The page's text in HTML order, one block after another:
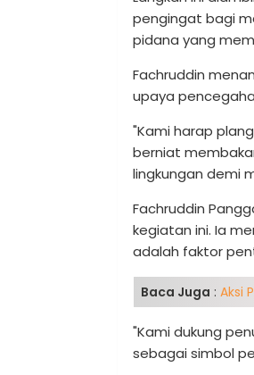
pengingat bagi
pidana yang
Fachruddin
upaya
"Kami harap
berniat
lingkungan demi
Fachruddin
kegiatan ini. Ia
adalah faktor
Baca Juga : Aksi
"Kami dukung
sebagai simbol